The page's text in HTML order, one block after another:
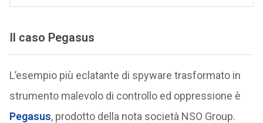
Il caso Pegasus
L’esempio più eclatante di spyware trasformato in
strumento malevolo di controllo ed oppressione è
Pegasus, prodotto della nota società NSO Group.